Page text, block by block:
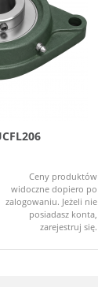
Ceny produktów
widoczne dopiero po
zalogowaniu. Jeżeli nie
posiadasz konta,
zarejestruj się.